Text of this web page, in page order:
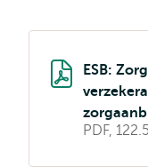
ESB:
PDF,